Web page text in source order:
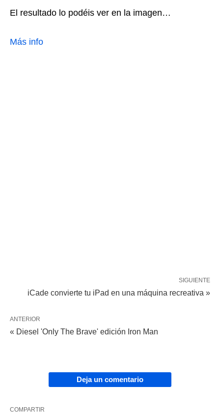
El resultado lo podéis ver en la imagen…
Más info
SIGUIENTE
iCade convierte tu iPad en una máquina recreativa »
ANTERIOR
« Diesel 'Only The Brave' edición Iron Man
Deja un comentario
COMPARTIR